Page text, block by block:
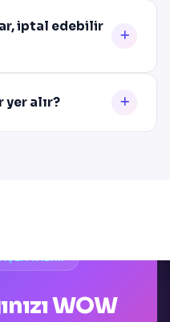
iptal edebilir
yer alır?
WOW